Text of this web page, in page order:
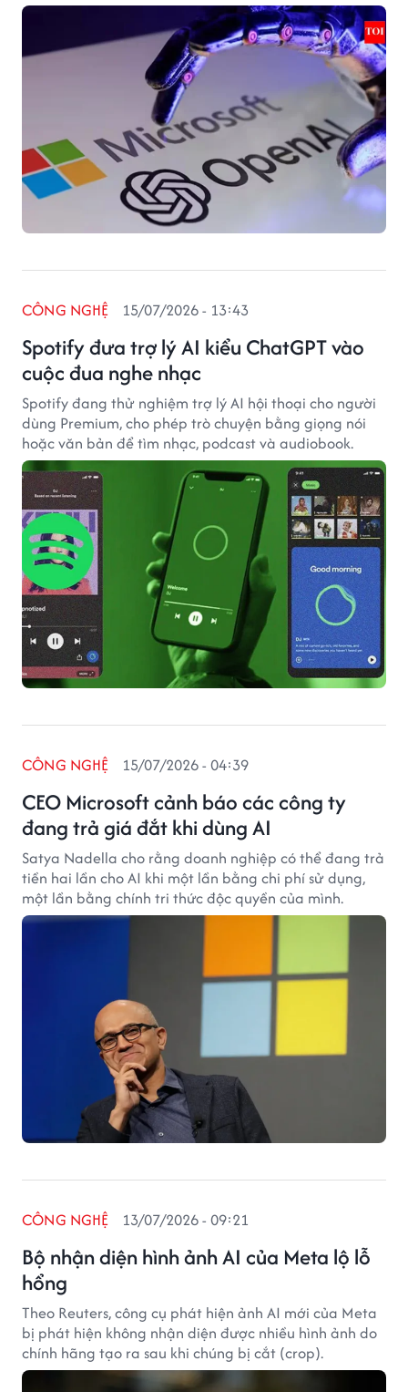
Spotify đưa trợ lý AI kiểu ChatGPT vào
cuộc đua nghe nhạc
CÔNG NGHỆ 15/07/2026 - 13:43
Spotify đang thử nghiệm trợ lý AI hội thoại cho người
dùng Premium, cho phép trò chuyện bằng giọng nói
hoặc văn bản để tìm nhạc, podcast và audiobook.
CEO Microsoft cảnh báo các công ty
đang trả giá đắt khi dùng AI
CÔNG NGHỆ 15/07/2026 - 04:39
Satya Nadella cho rằng doanh nghiệp có thể đang trả
tiền hai lần cho AI khi một lần bằng chi phí sử dụng,
một lần bằng chính tri thức độc quyền của mình.
Bộ nhận diện hình ảnh AI của Meta lộ lỗ
hổng
CÔNG NGHỆ 13/07/2026 - 09:21
Theo Reuters, công cụ phát hiện ảnh AI mới của Meta
bị phát hiện không nhận diện được nhiều hình ảnh do
chính hãng tạo ra sau khi chúng bị cắt (crop).